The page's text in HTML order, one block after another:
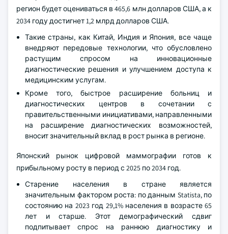
решающее значение для раннего выявления,
мониторинга и эффективного лечения рака молочной
железы, тем самым способствуя значительному
росту рынка в Германии.
По прогнозам, в 2025 году Азиатско-Тихоокеанский
регион будет оцениваться в 465,6 млн долларов США, а к
2034 году достигнет 1,2 млрд долларов США.
Такие страны, как Китай, Индия и Япония, все чаще
внедряют передовые технологии, что обусловлено
растущим спросом на инновационные
диагностические решения и улучшением доступа к
медицинским услугам.
Кроме того, быстрое расширение больниц и
диагностических центров в сочетании с
на расширение диагностических возможностей,
вносит значительный вклад в рост рынка в регионе.
Японский рынок цифровой маммографии готов к
прибыльному росту в период с 2025 по 2034 год.